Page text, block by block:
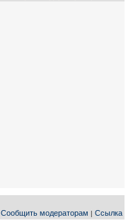
Сообщить модераторам | Ссылка